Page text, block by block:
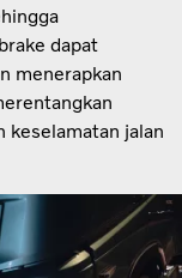
dapat
menerapkan
keselamatan jalan